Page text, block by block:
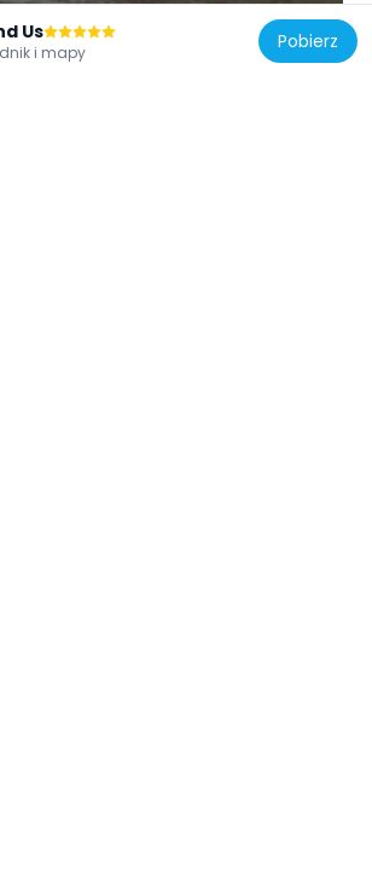
Us
i mapy Pobierz